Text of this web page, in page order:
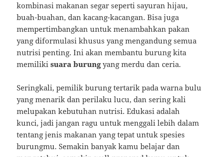
kombinasi makanan segar seperti sayuran hijau,
buah-buahan, dan kacang-kacangan. Bisa juga
mempertimbangkan untuk menambahkan pakan
yang diformulasi khusus yang mengandung semua
nutrisi penting. Ini akan membantu burung kita
memilikisuara burungyang merdu dan ceria.
Seringkali, pemilik burung tertarik pada warna bulu
yang menarik dan perilaku lucu, dan sering kali
melupakan kebutuhan nutrisi. Edukasi adalah
kunci, jadi jangan ragu untuk menggali lebih dalam
tentang jenis makanan yang tepat untuk spesies
burungmu. Semakin banyak kamu belajar dan